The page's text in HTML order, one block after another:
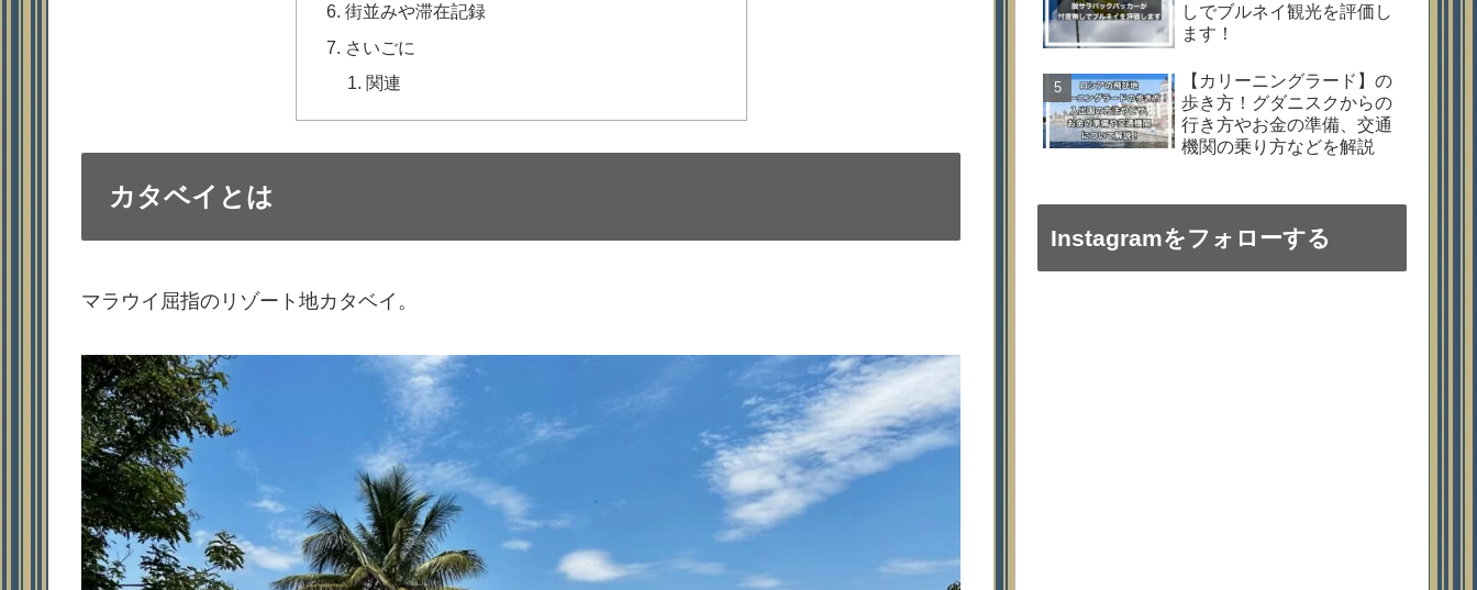
街並みや滞在記録
さいごに
関連
カタベイとは
マラウイ屈指のリゾート地カタベイ。
しでブルネイ観光を評価し
ます！
【カリーニングラード】の
歩き方！グダニスクからの
行き方やお金の準備、交通
機関の乗り方などを解説
Instagramをフォローする